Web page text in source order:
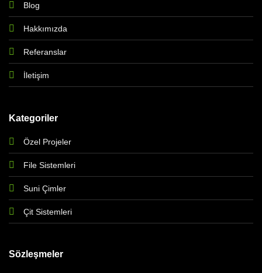
Blog
Hakkımızda
Referanslar
İletişim
Kategoriler
Özel Projeler
File Sistemleri
Suni Çimler
Çit Sistemleri
Sözleşmeler